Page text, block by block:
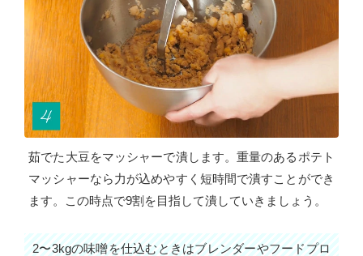
茹でた大豆をマッシャーで潰します。重量のあるポテト
マッシャーなら力が込めやすく短時間で潰すことができ
ます。この時点で9割を目指して潰していきましょう。
2〜3kgの味噌を仕込むときはブレンダーやフードプロ